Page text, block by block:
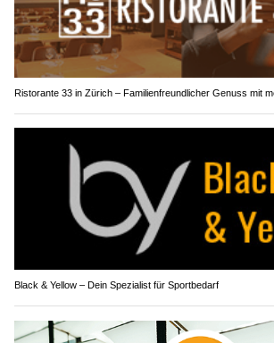
Ristorante 33 in Zürich – Familienfreundlicher Genuss mit
Black & Yellow – Dein Spezialist für Sportbedarf